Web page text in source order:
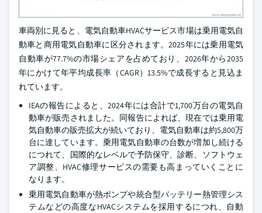
車両別に見ると、電気自動車HVACサービス市場は乗用電気自
動車と商用電気自動車に区分されます。2025年には乗用電気
自動車が77.7%の市場シェアを占めており、2026年から2035
年にかけて年平均成長率（CAGR）13.5%で成長すると見込ま
れています。
IEAの報告によると、2024年には合計で1,700万台の電気自
動車が販売されました。同報告によれば、現在では乗用電
気自動車の販売拡大が続いており、電気自動車は約5,800万
台に達しています。乗用電気自動車の台数が増加し続ける
につれて、国際的なレベルで予防保守、診断、ソフトウェ
ア調整、HVAC修理サービスの需要も高まっていくことに
なります。
乗用電気自動車が熱ポンプや統合型バッテリー熱管理シス
テムなどの高度なHVACシステムを採用するにつれ、自動